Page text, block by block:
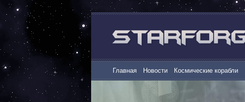
Главная Новости Космические корабли